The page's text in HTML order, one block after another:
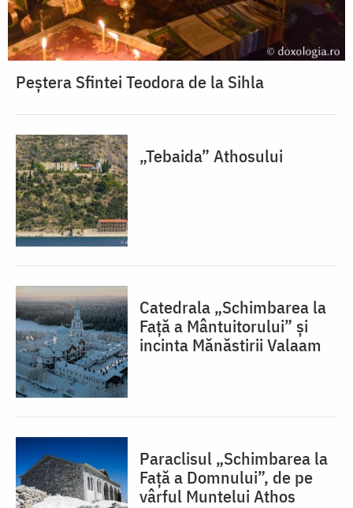
Peștera Sfintei Teodora de la Sihla
„Tebaida” Athosului
Catedrala „Schimbarea la
Față a Mântuitorului” și
incinta Mănăstirii Valaam
Paraclisul „Schimbarea la
Față a Domnului”, de pe
vârful Muntelui Athos